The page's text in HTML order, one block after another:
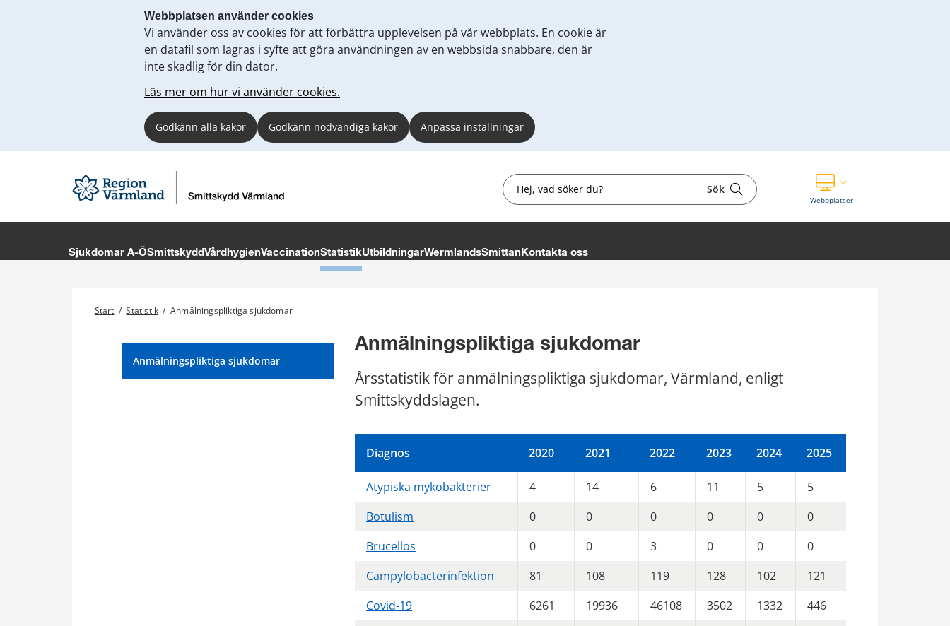
Webbplatsen använder cookies
Vi använder oss av cookies för att förbättra upplevelsen på vår webbplats. En cookie är
en datafil som lagras i syfte att göra användningen av en webbsida snabbare, den är
inte skadlig för din dator.
Läs mer om hur vi använder cookies.
Godkänn alla kakor Godkänn nödvändiga kakor Anpassa inställningar
Sök Sök
WebbplatserVisa våra andra webbplatser
Sjukdomar A-ÖSmittskyddVårdhygienVaccinationStatistikUtbildningarWermlandsSmittan Kontakta oss
Start / Statistik / Anmälningspliktiga sjukdomar
Anmälningspliktiga sjukdomar
Anmälningspliktiga sjukdomar
Årsstatistik för anmälningspliktiga sjukdomar, Värmland, enligt
Smittskyddslagen.
Diagnos 2020 2021 2022 2023 2024 2025
Atypiska mykobakterier 4 14 6 11 5
5
Botulism
0 0 0 0 0
0
Brucellos
0 0 3 0 0
0
Campylobacterinfektion
81 108 119 128 102
121
Covid-19
6261 19936 46108 3502 1332
446